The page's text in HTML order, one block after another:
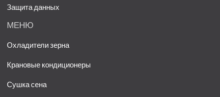
Защита данных
МЕНЮ
Охладители зерна
Крановые кондиционеры
Сушка сена